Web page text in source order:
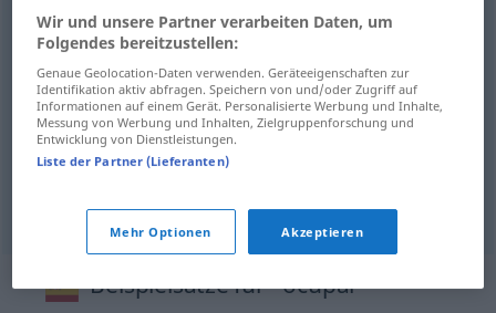
beschäftigen ocupar persona
ausfüllen ocupartiempo, espacio
kosten ocupar(≈ costar)tiempo
bewohnen ocuparcasa
Beispielsätze für "ocupar"
Wir und unsere Partner verarbeiten Daten, um
Folgendes bereitzustellen:
Genaue Geolocation-Daten verwenden. Geräteeigenschaften zur
Identifikation aktiv abfragen. Speichern von und/oder Zugriff auf
Informationen auf einem Gerät. Personalisierte Werbung und Inhalte,
Messung von Werbung und Inhalten, Zielgruppenforschung und
Entwicklung von Dienstleistungen.
Liste der Partner (Lieferanten)
Mehr Optionen Akzeptieren